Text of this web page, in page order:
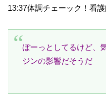
13:37体調チェーック！看
ぼーっとしてるけど、
ジンの影響だそうだ